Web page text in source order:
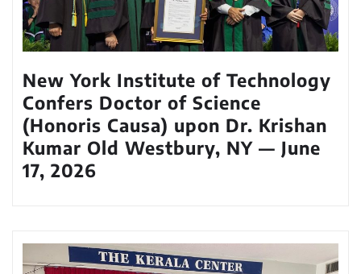
New York Institute of Technology
Confers Doctor of Science
(Honoris Causa) upon Dr. Krishan
Kumar Old Westbury, NY — June
17, 2026